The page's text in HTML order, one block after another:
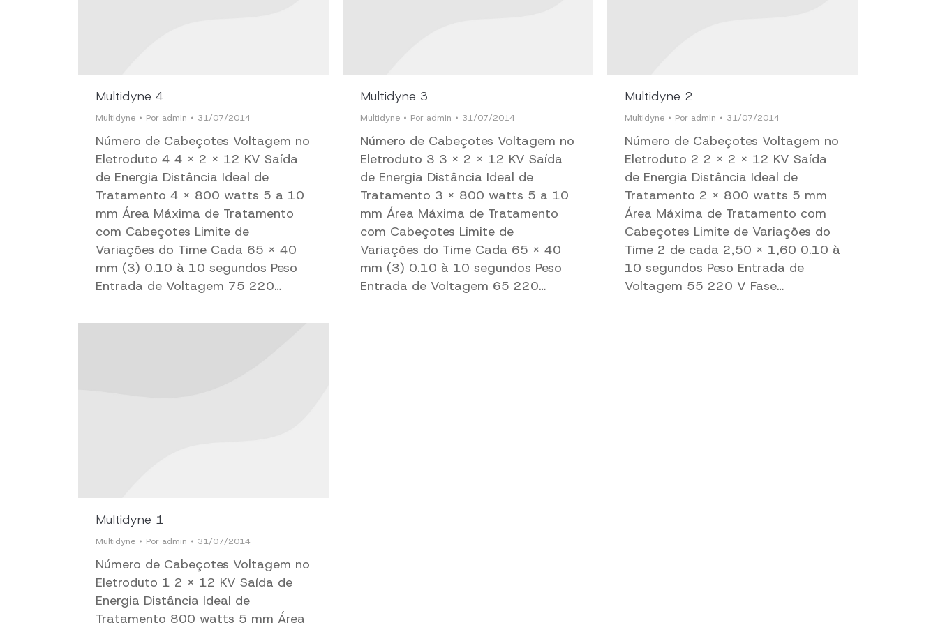
Multidyne 4
Multidyne Por admin 31/07/2014
Número de Cabeçotes Voltagem no
Eletroduto 4 4 x 2 x 12 KV Saída
de Energia Distância Ideal de
Tratamento 4 x 800 watts 5 a 10
mm Área Máxima de Tratamento
com Cabeçotes Limite de
Variações do Time Cada 65 x 40
mm (3) 0.10 à 10 segundos Peso
Entrada de Voltagem 75 220…
Multidyne 3
Multidyne Por admin 31/07/2014
Número de Cabeçotes Voltagem no
Eletroduto 3 3 x 2 x 12 KV Saída
de Energia Distância Ideal de
Tratamento 3 x 800 watts 5 a 10
mm Área Máxima de Tratamento
com Cabeçotes Limite de
Variações do Time Cada 65 x 40
mm (3) 0.10 à 10 segundos Peso
Entrada de Voltagem 65 220…
Multidyne 2
Multidyne Por admin 31/07/2014
Número de Cabeçotes Voltagem no
Eletroduto 2 2 x 2 x 12 KV Saída
de Energia Distância Ideal de
Tratamento 2 x 800 watts 5 mm
Área Máxima de Tratamento com
Cabeçotes Limite de Variações do
Time 2 de cada 2,50 x 1,60 0.10 à
10 segundos Peso Entrada de
Voltagem 55 220 V Fase…
Multidyne 1
Multidyne Por admin 31/07/2014
Número de Cabeçotes Voltagem no
Eletroduto 1 2 x 12 KV Saída de
Energia Distância Ideal de
Tratamento 800 watts 5 mm Área